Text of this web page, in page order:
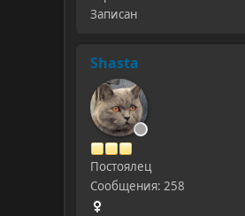
Записан
Shasta
Постоялец
Сообщения: 258